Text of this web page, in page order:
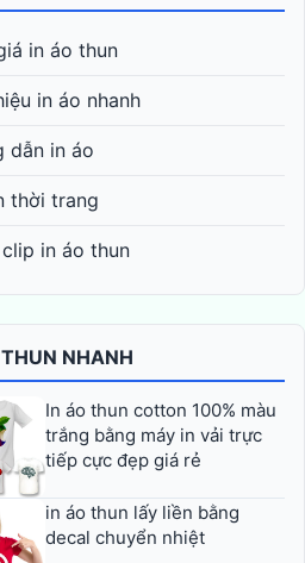
in áo thun
in áo nhanh
dẫn in áo
thời trang
in áo thun
NHANH
In áo thun cotton 100% màu
trắng bằng máy in vải trực
tiếp cực đẹp giá rẻ
in áo thun lấy liền bằng
decal chuyển nhiệt